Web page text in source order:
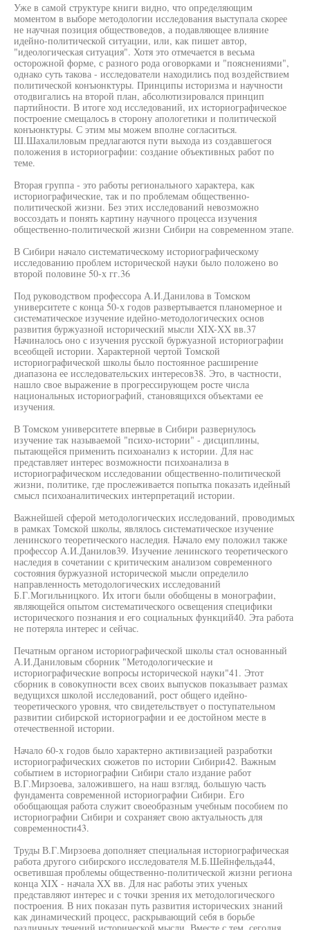
Уже в самой структуре книги видно, что определяющим
моментом в выборе методологии исследования выступала скорее
не научная позиция обществоведов, а подавляющее влияние
идейно-политической ситуации, или, как пишет автор,
"идеологическая ситуация". Хотя это отмечается в весьма
осторожной форме, с разного рода оговорками и "пояснениями",
однако суть такова - исследователи находились под воздействием
политической конъюнктуры. Принципы историзма и научности
отодвигались на второй план, абсолютизировался принцип
партийности. В итоге ход исследований, их историографическое
построение смещалось в сторону апологетики и политической
конъюнктуры. С этим мы можем вполне согласиться.
Ш.Шахалиловым предлагаются пути выхода из создавшегося
положения в историографии: создание объективных работ по
теме.
Вторая группа - это работы регионального характера, как
историографические, так и по проблемам общественно-
политической жизни. Без этих исследований невозможно
воссоздать и понять картину научного процесса изучения
общественно-политической жизни Сибири на современном этапе.
В Сибири начало систематическому историографическому
исследованию проблем исторической науки было положено во
второй половине 50-х гг.36
Под руководством профессора А.И.Данилова в Томском
университете с конца 50-х годов развертывается планомерное и
систематическое изучение идейно-методологических основ
развития буржуазной исторический мысли XIX-XX вв.37
Начиналось оно с изучения русской буржуазной историографии
всеобщей истории. Характерной чертой Томской
историографической школы было постоянное расширение
диапазона ее исследовательских интересов38. Это, в частности,
нашло свое выражение в прогрессирующем росте числа
национальных историографий, становящихся объектами ее
изучения.
В Томском университете впервые в Сибири развернулось
изучение так называемой "психо-истории" - дисциплины,
пытающейся применить психоанализ к истории. Для нас
представляет интерес возможности психоанализа в
историографическом исследовании общественно-политической
жизни, политике, где прослеживается попытка показать идейный
смысл психоаналитических интерпретаций истории.
Важнейшей сферой методологических исследований, проводимых
в рамках Томской школы, являлось систематическое изучение
ленинского теоретического наследия. Начало ему положил также
профессор А.И.Данилов39. Изучение ленинского теоретического
наследия в сочетании с критическим анализом современного
состояния буржуазной исторической мысли определило
направленность методологических исследований
Б.Г.Могильницкого. Их итоги были обобщены в монографии,
являющейся опытом систематического освещения специфики
исторического познания и его социальных функций40. Эта работа
не потеряла интерес и сейчас.
Печатным органом историографической школы стал основанный
А.И.Даниловым сборник "Методологические и
историографические вопросы исторической науки"41. Этот
сборник в совокупности всех своих выпусков показывает размах
ведущихся школой исследований, рост общего идейно-
теоретического уровня, что свидетельствует о поступательном
развитии сибирской историографии и ее достойном месте в
отечественной истории.
Начало 60-х годов было характерно активизацией разработки
историографических сюжетов по истории Сибири42. Важным
событием в историографии Сибири стало издание работ
В.Г.Мирзоева, заложившего, на наш взгляд, большую часть
фундамента современной историографии Сибири. Его
обобщающая работа служит своеобразным учебным пособием по
историографии Сибири и сохраняет свою актуальность для
современности43.
Труды В.Г.Мирзоева дополняет специальная историографическая
работа другого сибирского исследователя М.Б.Шейнфельда44,
осветившая проблемы общественно-политической жизни региона
конца XIX - начала XX вв. Для нас работы этих ученых
представляют интерес и с точки зрения их методологического
построения. В них показан путь развития исторических знаний
как динамический процесс, раскрывающий себя в борьбе